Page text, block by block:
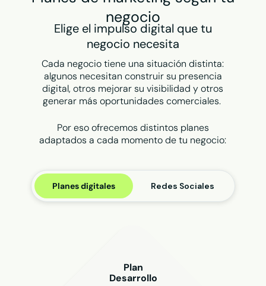
negocio
Elige el impulso digital que tu
negocio necesita
Cada negocio tiene una situación distinta:
algunos necesitan construir su presencia
digital, otros mejorar su visibilidad y otros
generar más oportunidades comerciales.
Por eso ofrecemos distintos planes
adaptados a cada momento de tu negocio:
Planes digitales Redes Sociales
Plan
Desarrollo